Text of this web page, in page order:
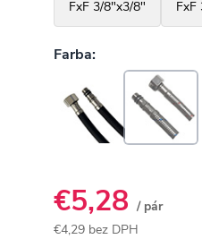
€5,28 / pár
€4,29 bez DPH